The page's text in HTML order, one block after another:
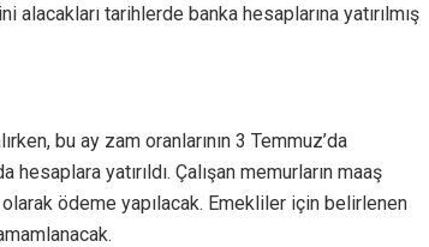
tarihlerde banka hesaplarına yatırılmış
bu ay zam oranlarının 3 Temmuz’da
yatırıldı. Çalışan memurların maaş
ödeme yapılacak. Emekliler için belirlenen